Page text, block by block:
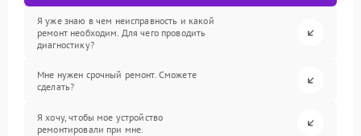
Я уже знаю в чем неисправность и какой
ремонт необходим. Для чего проводить
диагностику?
Мне нужен срочный ремонт. Сможете
сделать?
Я хочу, чтобы мое устройство
ремонтировали при мне.